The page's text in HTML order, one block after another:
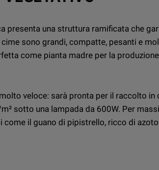
presenta una struttura ramificata che
sono grandi, compatte, pesanti e
come pianta madre per la
veloce: sarà pronta per il raccolto in
sotto una lampada da 600W. Per
come il guano di pipistrello, ricco di